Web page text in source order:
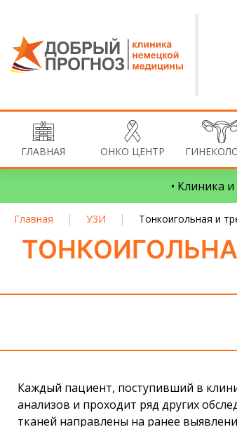
ГЛАВНАЯ ОНКО ЦЕНТР
• Клиника
Главная | УЗИ | Тонкоигольная и
Каждый пациент, поступивший в
анализов и проходит ряд других
тканей направлены на ранее